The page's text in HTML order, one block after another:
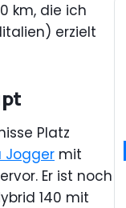
km, die ich
erzielt
Platz
Jogger mit
Er ist noch
140 mit